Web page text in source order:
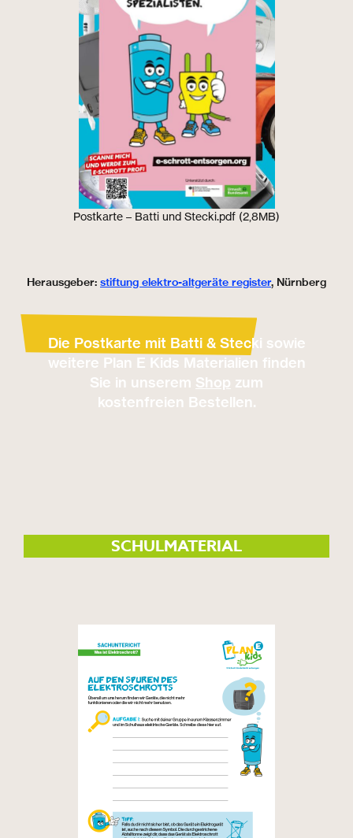
Postkarte – Batti und Stecki.pdf (2,8MB)
Herausgeber: stiftung elektro-altgeräte register, Nürnberg
Die Postkarte mit Batti & Stecki sowie
weitere Plan E Kids Materialien finden
Sie in unserem Shop zum
kostenfreien Bestellen.
SCHULMATERIAL